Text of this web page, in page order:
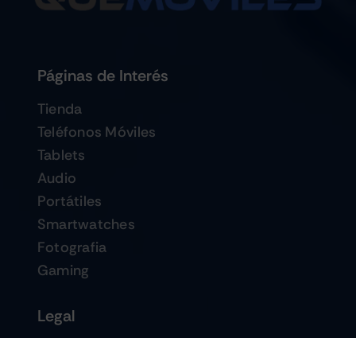
Páginas de Interés
Tienda
Teléfonos Móviles
Tablets
Audio
Portátiles
Smartwatches
Fotografia
Gaming
Legal